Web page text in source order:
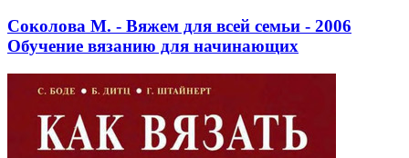
Соколова М. - Вяжем для всей семьи - 2006
Обучение вязанию для начинающих